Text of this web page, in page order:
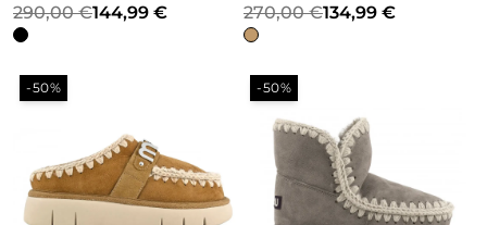
290,00€
Il
prezzo
originale
era:
144,99 €
Il
prezzo
attuale
è:
270,00€
Il
prezzo
originale
era:
270,00 €.
134,99 €
Il
prezzo
attuale
è:
134,99 €.
-50% -50%